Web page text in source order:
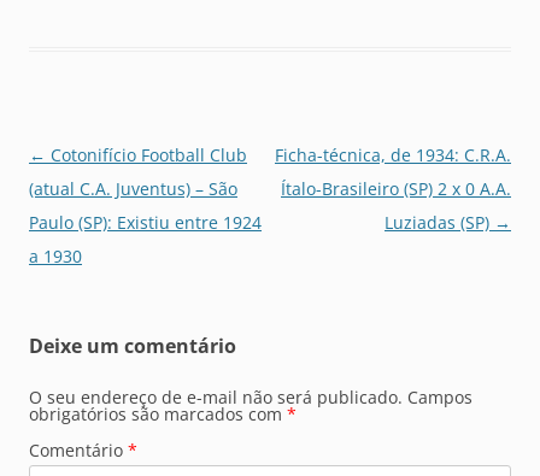
Navegação
de
posts
← Cotonifício Football Club
(atual C.A. Juventus) – São
Paulo (SP): Existiu entre 1924
a 1930
Ficha-técnica, de 1934: C.R.A.
Ítalo-Brasileiro (SP) 2 x 0 A.A.
Luziadas (SP) →
Deixe um comentário
O seu endereço de e-mail não será publicado. Campos
obrigatórios são marcados com *
Comentário *